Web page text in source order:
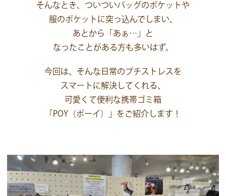
そんなとき、ついついバッグのポケットや
服のポケットに突っ込んでしまい、
あとから「あぁ…」と
なったことがある方も多いはず。
今回は、そんな日常のプチストレスを
スマートに解決してくれる、
可愛くて便利な携帯ゴミ箱
「POY（ポーイ）」をご紹介します！